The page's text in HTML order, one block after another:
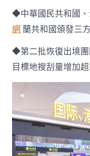
◆中華國民共和國
網 蘭共和國頒發三
◆第二批恢復出境
目標地搜刮量增加